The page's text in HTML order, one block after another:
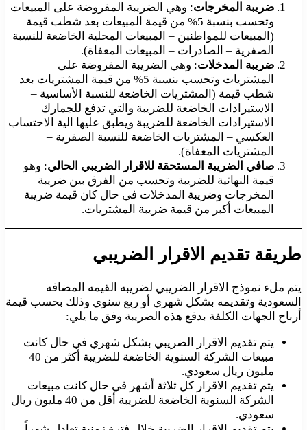
ضريبة المخرجات: وهي الضريبة المفروضة على المبيعات
وتحسب بنسبة 5% من قيمة المبيعات بعد شطب قيمة
(المبيعات للمواطنين – المبيعات المحلية الخاضعة للنسبة
الصفرية – الصادرات – المبيعات المعفاة).
ضريبة المدخلات: وهي الضريبة المفروضة على
المشتريات وتحسب بنسبة 5% من قيمة المشتريات بعد
شطب قيمة (المشتريات الخاضعة للنسبة الأساسية –
الاستيرادات الخاضعة للضريبة والتي تدفع للجمارك –
الاستيرادات الخاضعة للضريبة ويطبق عليها الية الاحتساب
العكسي – المشتريات الخاضعة للنسبة الصفرية –
المشتريات المعفاة).
صافي الضريبة المستحقة للاقرار الضريبي الحالي: وهو
قيمة النهائية للضريبة وتحسب من الفرق بين ضريبة
المخرجات وضريبة المدخلات في حال كان قيمة ضريبة
المبيعات أكبر من قيمة ضريبة المشتريات.
طريقة تقديم الاقرار الضريبي
يتم ملء نموذج الاقرار الضريبي لضريبه القيمه المضافه
السعودية وتقديمه بشكل شهري أو ربع سنوي وذلك بحسب قيمة
أرباح الجهات الكلفة بدفع هذه الضريبة وفق ما يلي:
يتم تقديم الاقرار الضريبي بشكل شهري في حال كانت
مبيعات الشركة السنوية الخاضعة للضريبة أكثر من 40
مليون ريال سعودي.
يتم تقديم الاقرار كل ثلاثة أشهر في حال كانت مبيعات
الشركة السنوية الخاضعة للضريبة أقل من 40 مليون ريال
سعودي.